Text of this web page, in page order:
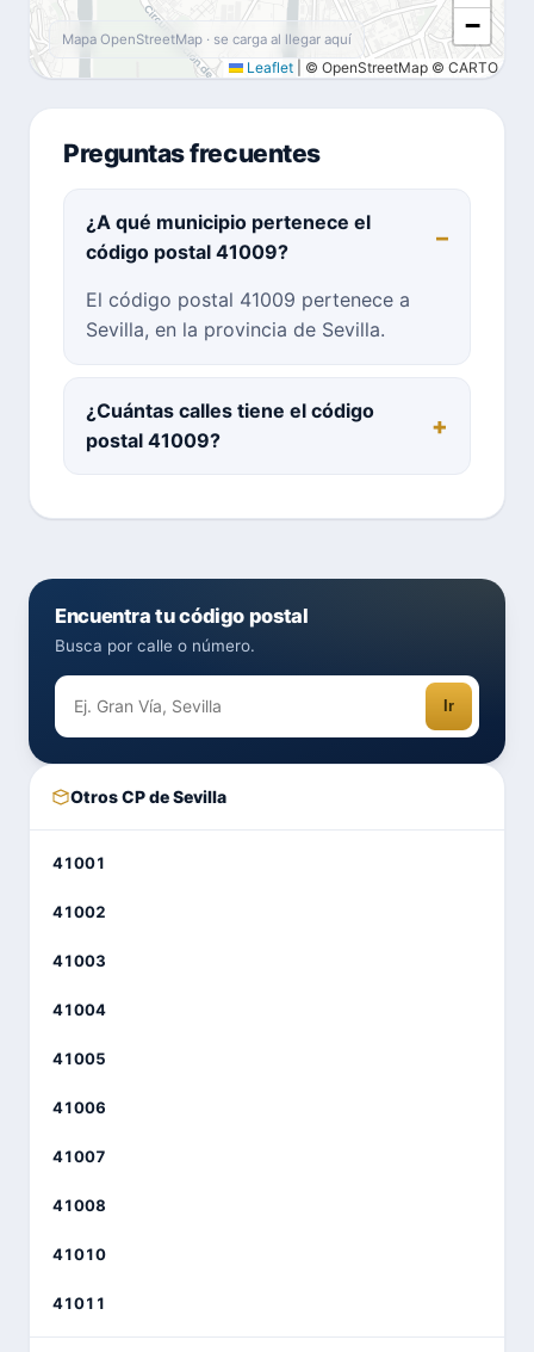
−
Leaflet © OpenStreetMap © CARTO
Mapa OpenStreetMap · se carga al llegar aquí
Preguntas frecuentes
¿A qué municipio pertenece el
código postal 41009?
El código postal 41009 pertenece a
Sevilla, en la provincia de Sevilla.
¿Cuántas calles tiene el código
postal 41009?
Encuentra tu código postal
Busca por calle o número.
Ir
Otros CP de Sevilla
41001
41002
41003
41004
41005
41006
41007
41008
41010
41011